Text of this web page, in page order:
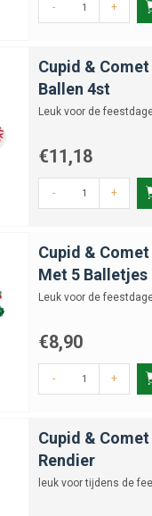
- +
Cupid &
Ballen 4st
Leuk voor de
€11,18
- +
Cupid &
Met 5 Balletjes
Leuk voor de
€8,90
- +
Cupid & Comet
Rendier
leuk voor tijdens de